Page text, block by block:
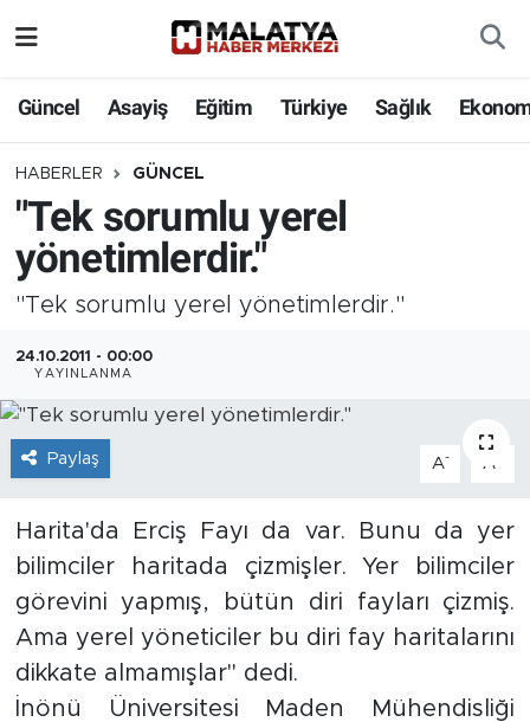
Güncel Asayiş Eğitim Türkiye Sağlık
HABERLER GÜNCEL
"Tek sorumlu yerel
yönetimlerdir."
"Tek sorumlu yerel yönetimlerdir."
24.10.2011 - 00:00
YAYINLANMA
Paylaş A- A
Harita'da Erciş Fayı da var. Bunu da yer
bilimciler haritada çizmişler. Yer bilimciler
görevini yapmış, bütün diri fayları çizmiş.
Ama yerel yöneticiler bu diri fay haritalarını
dikkate almamışlar" dedi.
İnönü Üniversitesi Maden Mühendisliği
Eğitim
Türkiye
Sağlık
Kültür
İş İlanları
Dünya
Spor